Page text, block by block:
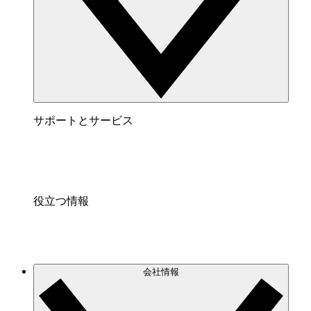
サポートとサービス
役立つ情報
会社情報